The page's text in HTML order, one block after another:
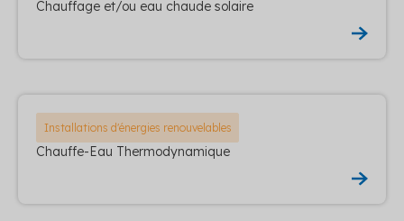
Chauffage et/ou eau chaude solaire
Installations d'énergies renouvelables
Chauffe-Eau Thermodynamique